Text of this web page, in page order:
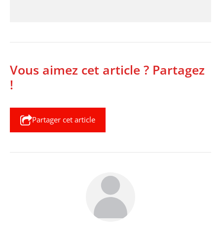
Vous aimez cet article ? Partagez
!
Partager cet article